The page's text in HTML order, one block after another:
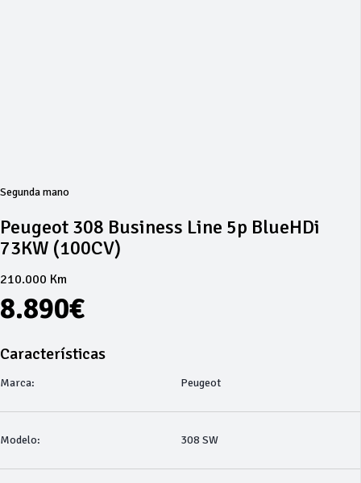
Segunda mano
Peugeot 308 Business Line 5p BlueHDi
73KW (100CV)
210.000 Km
8.890€
Características
Marca: Peugeot
Modelo: 308 SW